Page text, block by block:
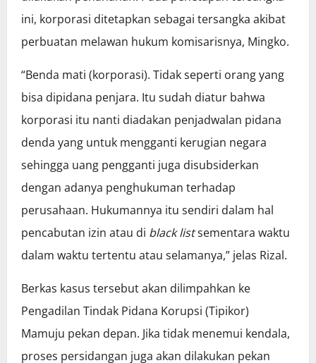
ini, korporasi ditetapkan sebagai tersangka akibat
perbuatan melawan hukum komisarisnya, Mingko.
“Benda mati (korporasi). Tidak seperti orang yang
bisa dipidana penjara. Itu sudah diatur bahwa
korporasi itu nanti diadakan penjadwalan pidana
denda yang untuk mengganti kerugian negara
sehingga uang pengganti juga disubsiderkan
dengan adanya penghukuman terhadap
perusahaan. Hukumannya itu sendiri dalam hal
pencabutan izin atau di black listsementara waktu
dalam waktu tertentu atau selamanya,” jelas Rizal.
Berkas kasus tersebut akan dilimpahkan ke
Pengadilan Tindak Pidana Korupsi (Tipikor)
Mamuju pekan depan. Jika tidak menemui kendala,
proses persidangan juga akan dilakukan pekan